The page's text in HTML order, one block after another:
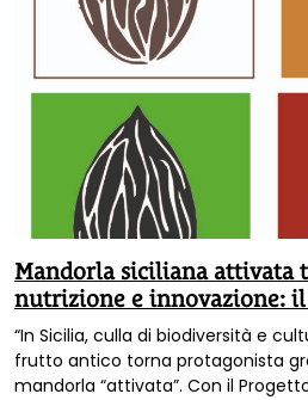
Mandorla siciliana attivata
nutrizione e innovazione:
“In Sicilia, culla di biodiversità e
frutto antico torna protagonista
mandorla “attivata”. Con il